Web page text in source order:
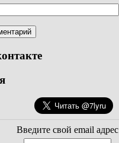
Введите свой email адрес